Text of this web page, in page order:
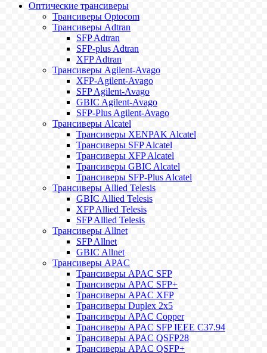
Оптические трансиверы
Трансиверы Optocom
Трансиверы Adtran
SFP Adtran
SFP-plus Adtran
XFP Adtran
Трансиверы Agilent-Avago
XFP-Agilent-Avago
SFP Agilent-Avago
GBIC Agilent-Avago
SFP-Plus Agilent-Avago
Трансиверы Alcatel
Трансиверы XENPAK Alcatel
Трансиверы SFP Alcatel
Трансиверы XFP Alcatel
Трансиверы GBIC Alcatel
Трансиверы SFP-Plus Alcatel
Трансиверы Allied Telesis
GBIC Allied Telesis
XFP Allied Telesis
SFP Allied Telesis
Трансиверы Allnet
SFP Allnet
GBIC Allnet
Трансиверы APAC
Трансиверы APAC SFP
Трансиверы APAC SFP+
Трансиверы APAC XFP
Трансиверы Duplex 2x5
Трансиверы APAC Copper
Трансиверы APAC SFP IEEE C37.94
Трансиверы APAC QSFP28
Трансиверы APAC QSFP+